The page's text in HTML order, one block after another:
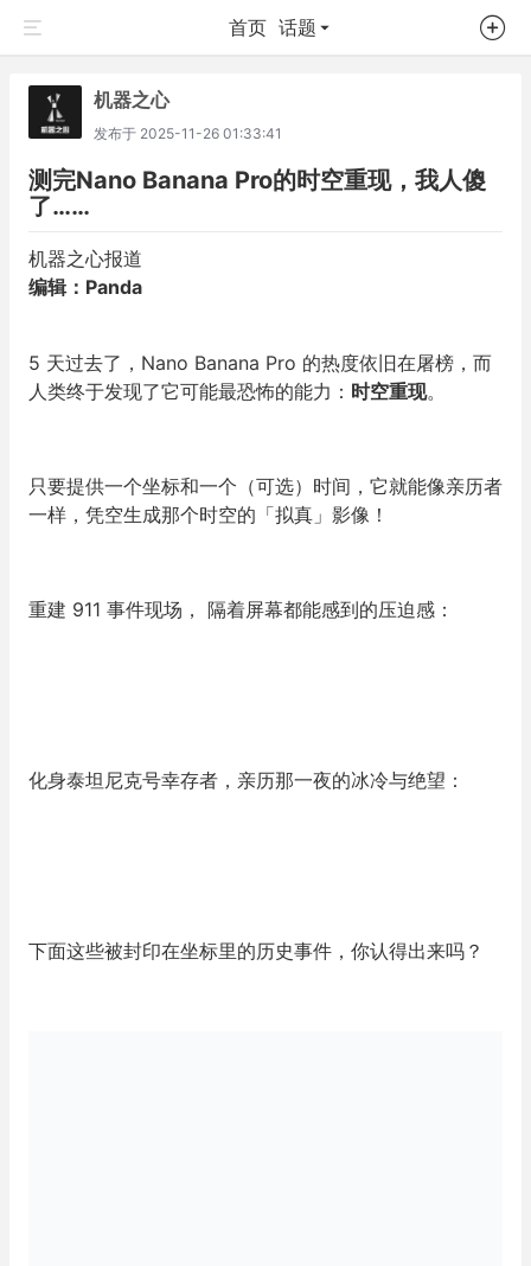
首页 话题
机器之心
发布于 2025-11-26 01:33:41
测完Nano Banana Pro的时空重现，我人傻
了……
机器之心报道
编辑：Panda
5 天过去了，Nano Banana Pro 的热度依旧在屠榜，而
人类终于发现了它可能最恐怖的能力： 时空重现。
只要提供一个坐标和一个（可选）时间，它就能像亲历者
一样，凭空生成那个时空的「拟真」影像！
重建 911 事件现场， 隔着屏幕都能感到的压迫感：
化身泰坦尼克号幸存者，亲历那一夜的冰冷与绝望：
下面这些被封印在坐标里的历史事件，你认得出来吗？